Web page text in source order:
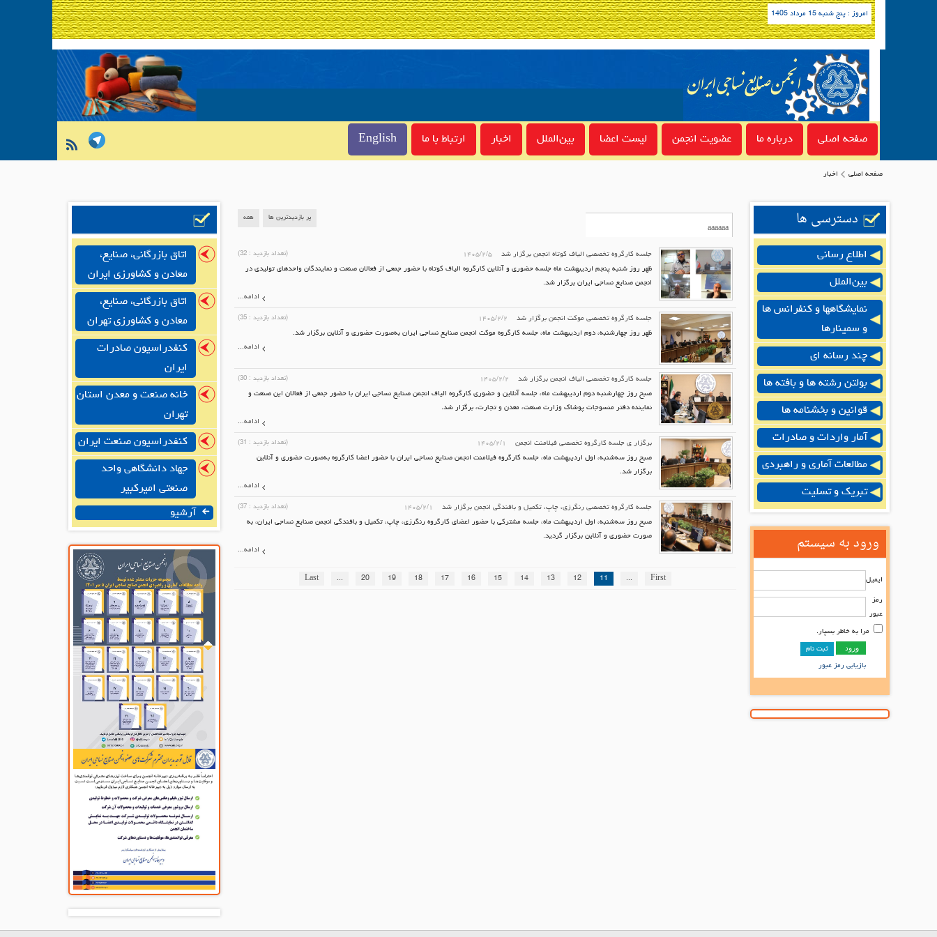
امروز : پنج شنبه 15 مرداد 1405
صفحه اصلی درباره ما عضویت انجمن لیست اعضا بین‌الملل اخبار ارتباط با ما English
صفحه اصلی اخبار
دسترسی ها
اطلاع رسانی
بین‌الملل
نمایشگاهها و کنفرانس ها
و سمینارها
چند رسانه ای
بولتن رشته ها و بافته ها
قوانین و بخشنامه ها
آمار واردات و صادرات
مطالعات آماری و راهبردی
تبریک و تسلیت
ورود به سیستم
ایمیل
رمز
عبور
مرا به خاطر بسپار.
ثبت نام
بازیابی رمز عبور
پر بازدیدترین ها همه
جلسه کارگروه تخصصی الیاف کوتاه انجمن برگزار شد ۱۴۰۵/۲/۵ (تعداد بازدید : 32
)
ظهر روز شنبه پنجم اردیبهشت ماه جلسه حضوری و آنلاین کارگروه الیاف کوتاه با حضور جمعی از فعالان صنعت و نمایندگان واحدهای تولیدی در
انجمن صنایع نساجی ایران برگزار شد.
ادامه...
جلسه کارگروه تخصصی موکت انجمن برگزار شد ۱۴۰۵/۲/۲ (تعداد بازدید : 35
)
ظهر روز چهارشنبه، دوم اردیبهشت ماه، جلسه کارگروه موکت انجمن صنایع نساجی ایران به‌صورت حضوری و آنلاین برگزار شد.
ادامه...
جلسه کارگروه تخصصی الیاف انجمن برگزار شد ۱۴۰۵/۲/۲ (تعداد بازدید : 30
)
صبح روز چهارشنبه دوم اردیبهشت ماه، جلسه آنلاین و حضوری کارگروه الیاف انجمن صنایع نساجی ایران با حضور جمعی از فعالان این صنعت و
نماینده دفتر منسوجات پوشاک وزارت صنعت، معدن و تجارت، برگزار شد.
ادامه...
برگزار ی جلسه کارگروه تخصصی فیلامنت انجمن ۱۴۰۵/۲/۱ (تعداد بازدید : 31
)
صبح روز سه‌شنبه، اول اردیبهشت ماه، جلسه کارگروه فیلامنت انجمن صنایع نساجی ایران با حضور اعضا کارگروه به‌صورت حضوری و آنلاین
برگزار شد.
ادامه...
جلسه کارگروه تخصصی رنگرزی، چاپ، تکمیل و بافندگی انجمن برگزار شد ۱۴۰۵/۲/۱ (تعداد بازدید : 37
)
صبح روز سه‌شنبه، اول اردیبهشت ماه، جلسه‌ مشترکی با حضور اعضای کارگروه رنگرزی، چاپ، تکمیل و بافندگی انجمن صنایع نساجی ایران، به
صورت حضوری و آنلاین برگزار گردید.
ادامه...
First
...
11
12
13
14
15
16
17
18
19
20
...
Last
اتاق بازرگانی، صنایع،
معادن و کشاورزی ایران
اتاق بازرگانی، صنایع،
معادن و کشاورزی تهران
کنفدراسیون صادرات
ایران
خانه صنعت و معدن استان
تهران
کنفدراسیون صنعت ایران
جهاد دانشگاهی واحد
صنعتی امیرکبیر
آرشیو